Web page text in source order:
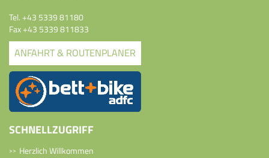
Tel.+43 5339 81180
Fax +43 5339 811833
ANFAHRT & ROUTENPLANER
SCHNELLZUGRIFF
Herzlich Willkommen